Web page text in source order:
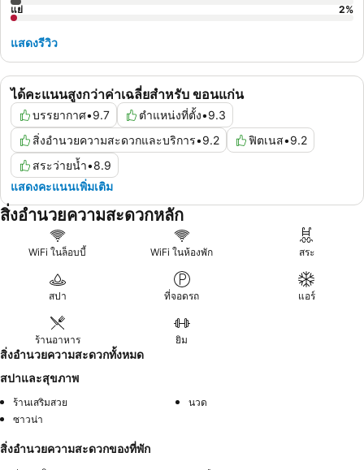
ได้คะแนนสูงกว่าค่าเฉลี่ยสำหรับ ขอนแก่น
บรรยากาศ•9.7 ตำแหน่งที่ตั้ง•9.3
สิ่งอำนวยความสะดวกและบริการ•9.2 ฟิตเนส•9.2
สระว่ายน้ำ•8.9
แสดงคะแนนเพิ่มเติม
แย่
2%
แสดงรีวิว
สิ่งอำนวยความสะดวกหลัก
WiFi ในล็อบบี้ WiFi ในห้องพัก สระ
สปา ที่จอดรถ แอร์
ร้านอาหาร ยิม
สิ่งอำนวยความสะดวกทั้งหมด
สปาและสุขภาพ
ร้านเสริมสวย
นวด
ซาวน่า
สิ่งอำนวยความสะดวกของที่พัก